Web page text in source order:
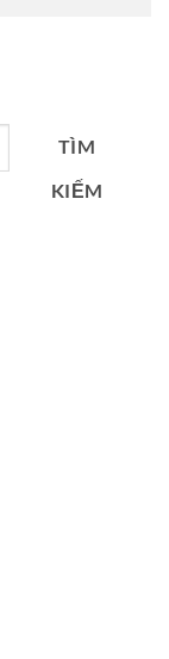
TÌM
KIẾM